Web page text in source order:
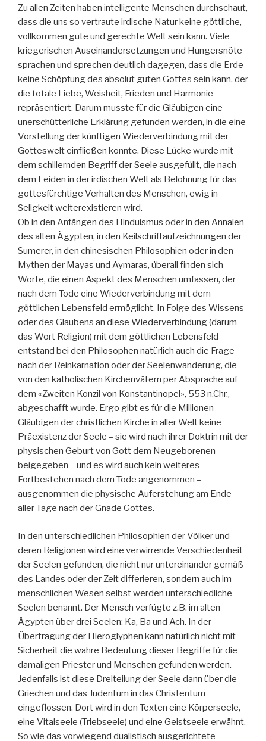
Zu allen Zeiten haben intelligente Menschen durchschaut,
dass die uns so vertraute irdische Natur keine göttliche,
vollkommen gute und gerechte Welt sein kann. Viele
kriegerischen Auseinandersetzungen und Hungersnöte
sprachen und sprechen deutlich dagegen, dass die Erde
keine Schöpfung des absolut guten Gottes sein kann, der
die totale Liebe, Weisheit, Frieden und Harmonie
repräsentiert. Darum musste für die Gläubigen eine
unerschütterliche Erklärung gefunden werden, in die eine
Vorstellung der künftigen Wiederverbindung mit der
Gotteswelt einfließen konnte. Diese Lücke wurde mit
dem schillernden Begriff der Seele ausgefüllt, die nach
dem Leiden in der irdischen Welt als Belohnung für das
gottesfürchtige Verhalten des Menschen, ewig in
Seligkeit weiterexistieren wird.
Ob in den Anfängen des Hinduismus oder in den Annalen
des alten Ägypten, in den Keilschriftaufzeichnungen der
Sumerer, in den chinesischen Philosophien oder in den
Mythen der Mayas und Aymaras, überall finden sich
Worte, die einen Aspekt des Menschen umfassen, der
nach dem Tode eine Wiederverbindung mit dem
göttlichen Lebensfeld ermöglicht. In Folge des Wissens
oder des Glaubens an diese Wiederverbindung (darum
das Wort Religion) mit dem göttlichen Lebensfeld
entstand bei den Philosophen natürlich auch die Frage
nach der Reinkarnation oder der Seelenwanderung, die
von den katholischen Kirchenvätern per Absprache auf
dem «Zweiten Konzil von Konstantinopel», 553 n.Chr.,
abgeschafft wurde. Ergo gibt es für die Millionen
Gläubigen der christlichen Kirche in aller Welt keine
Präexistenz der Seele – sie wird nach ihrer Doktrin mit der
physischen Geburt von Gott dem Neugeborenen
beigegeben – und es wird auch kein weiteres
Fortbestehen nach dem Tode angenommen –
ausgenommen die physische Auferstehung am Ende
aller Tage nach der Gnade Gottes.
In den unterschiedlichen Philosophien der Völker und
deren Religionen wird eine verwirrende Verschiedenheit
der Seelen gefunden, die nicht nur untereinander gemäß
des Landes oder der Zeit differieren, sondern auch im
menschlichen Wesen selbst werden unterschiedliche
Seelen benannt. Der Mensch verfügte z.B. im alten
Ägypten über drei Seelen: Ka, Ba und Ach. In der
Übertragung der Hieroglyphen kann natürlich nicht mit
Sicherheit die wahre Bedeutung dieser Begriffe für die
damaligen Priester und Menschen gefunden werden.
Jedenfalls ist diese Dreiteilung der Seele dann über die
Griechen und das Judentum in das Christentum
eingeflossen. Dort wird in den Texten eine Körperseele,
eine Vitalseele (Triebseele) und eine Geistseele erwähnt.
So wie das vorwiegend dualistisch ausgerichtete